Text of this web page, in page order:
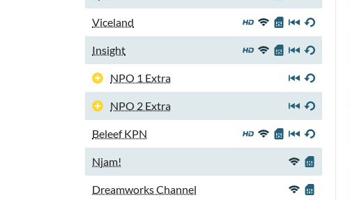
Viceland
Insight
NPO 1 Extra
NPO 2 Extra
Beleef KPN
Njam!
Dreamworks Channel